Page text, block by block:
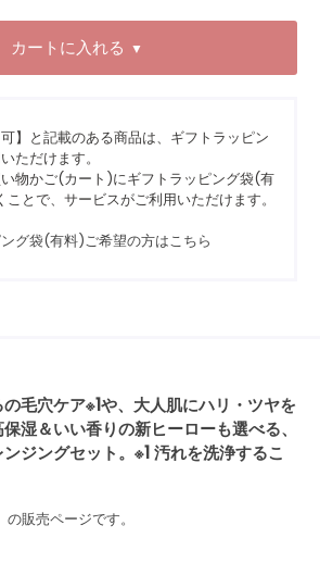
カートに入れる ▼
】と記載のある商品は、ギフトラッピン
ただけます。
物かご(カート)にギフトラッピング袋(有
とで、サービスがご利用いただけます。
グ袋(有料)ご希望の方はこちら
毛穴ケア※1や、大人肌にハリ・ツヤを
湿＆いい香りの新ヒーローも選べる、
ジングセット。※1 汚れを洗浄するこ
販売ページです。